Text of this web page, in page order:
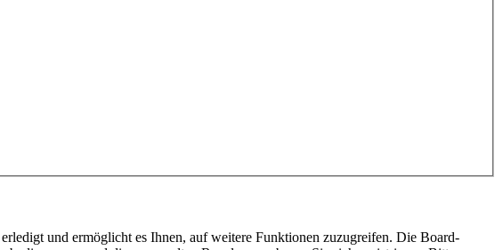
und ermöglicht es Ihnen, auf weitere Funktionen zuzugreifen. Die Board-